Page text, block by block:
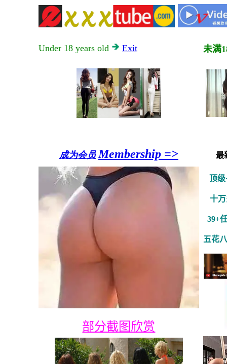
Under 18 years old Exit 未满
成为会员 Membership => 最
部分截图欣赏
顶
十
39+
五花